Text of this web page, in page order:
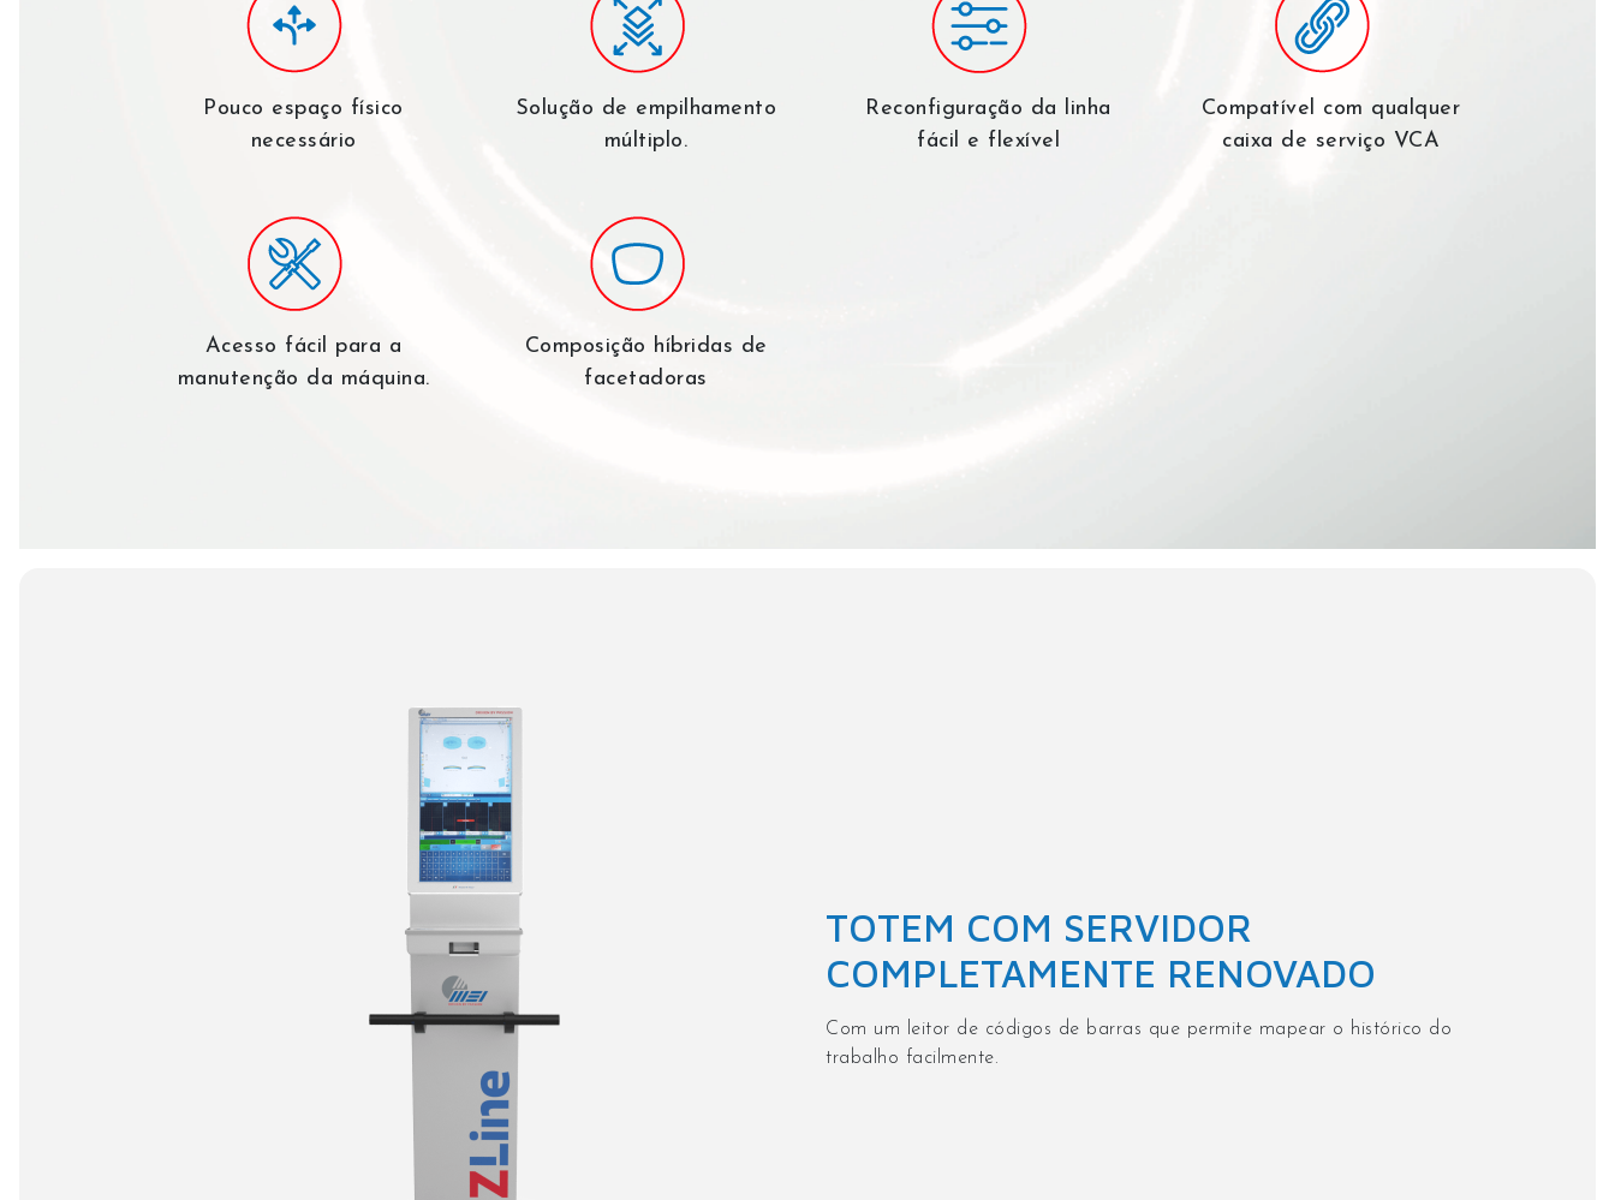
Pouco espaço físico
necessário
Solução de empilhamento
múltiplo.
Reconfiguração da linha
fácil e flexível
Compatível com qualquer
caixa de serviço VCA
Acesso fácil para a
manutenção da máquina.
Composição híbridas de
facetadoras
TOTEM COM SERVIDOR
COMPLETAMENTE RENOVADO
Com um leitor de códigos de barras que permite mapear o histórico do
trabalho facilmente.